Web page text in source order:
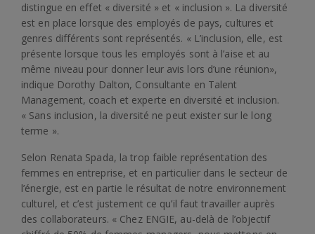
distingue en effet « diversité » et « inclusion ». La diversité
est en place lorsque des employés de pays, cultures et
genres différents sont représentés. « L’inclusion, elle, est
présente lorsque tous les employés sont à l’aise et au
même niveau pour donner leur avis lors d’une réunion»,
indique Dorothy Dalton, Consultante en Talent
Management, coach et experte en diversité et inclusion.
« Sans inclusion, la diversité ne peut exister sur le long
terme ».
Selon Renata Spada, la trop faible représentation des
femmes en entreprise, et en particulier dans le secteur de
l’énergie, est en partie le résultat de notre environnement
culturel, et c’est justement ce qu’il faut travailler auprès
des collaborateurs. « Chez ENGIE, au-delà de l’objectif